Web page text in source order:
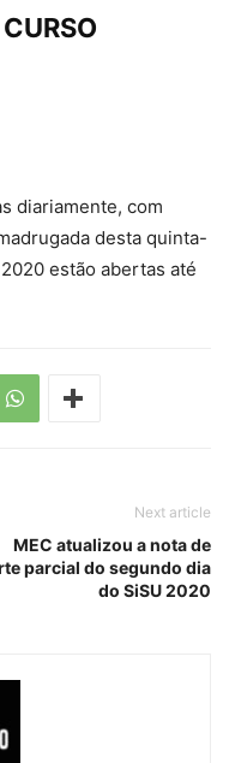
diariamente, com
desta quinta-
estão abertas até
Next article
MEC atualizou a nota de
parcial do segundo dia
do SiSU 2020